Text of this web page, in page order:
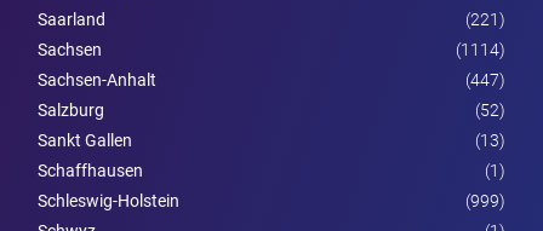
Saarland
(221)
Sachsen
(1114)
Sachsen-Anhalt
(447)
Salzburg
(52)
Sankt Gallen
(13)
Schaffhausen
(1)
Schleswig-Holstein
(999)